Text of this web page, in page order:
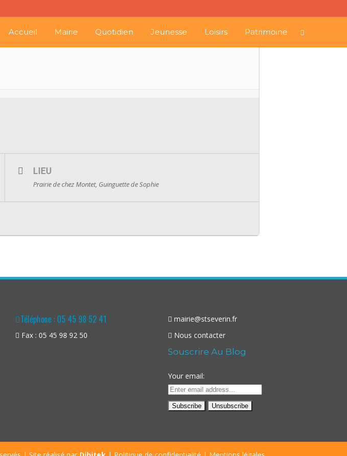
Accueil Mairie Quotidien Jeunesse Loisirs Patrimoine
LIEU
Prairie de chez Montet, Guinguette de Sophie
Téléphone : 05 45 98 52 41
Fax : 05 45 98 92 50
mairie@stseverin.fr
Nous contacter
Souscrire Au Blog
Your email: